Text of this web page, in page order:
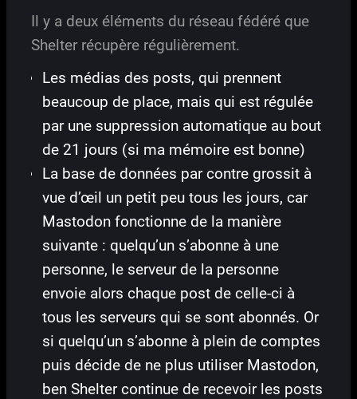
Il y a deux éléments du réseau fédéré que
Shelter récupère régulièrement.
Les médias des posts, qui prennent
beaucoup de place, mais qui est régulée
par une suppression automatique au bout
de 21 jours (si ma mémoire est bonne)
La base de données par contre grossit à
vue d’œil un petit peu tous les jours, car
Mastodon fonctionne de la manière
suivante : quelqu’un s’abonne à une
personne, le serveur de la personne
envoie alors chaque post de celle-ci à
tous les serveurs qui se sont abonnés. Or
si quelqu’un s’abonne à plein de comptes
puis décide de ne plus utiliser Mastodon,
ben Shelter continue de recevoir les posts